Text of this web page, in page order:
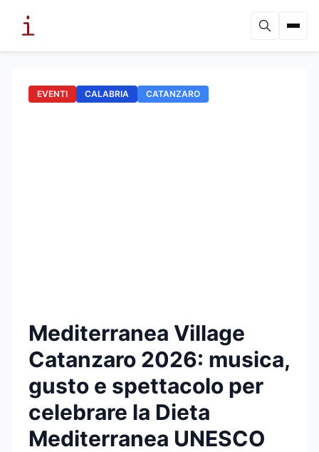
EVENTI CALABRIA CATANZARO
Mediterranea Village
Catanzaro 2026: musica,
gusto e spettacolo per
celebrare la Dieta
Mediterranea UNESCO